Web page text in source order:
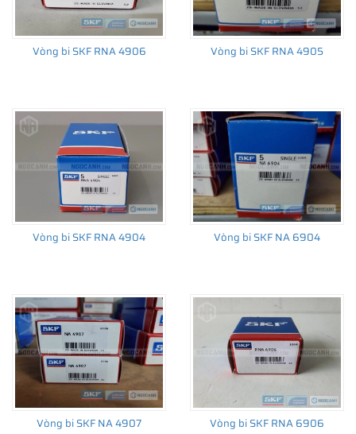
Vòng bi SKF RNA 4906 Vòng bi SKF RNA 4905
Vòng bi SKF RNA 4904 Vòng bi SKF NA 6904
Vòng bi SKF NA 4907 Vòng bi SKF RNA 6906